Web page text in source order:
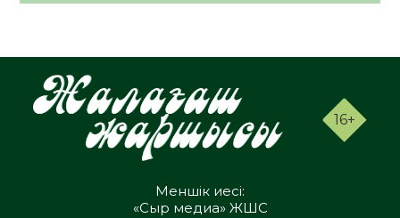
16+
Меншік иесі:
«Сыр медиа» ЖШС